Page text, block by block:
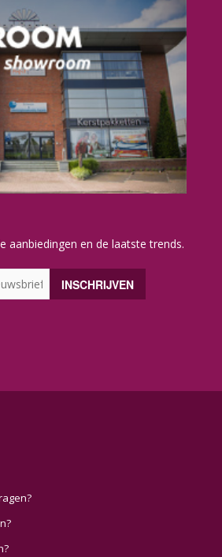
aanbiedingen en de laatste trends.